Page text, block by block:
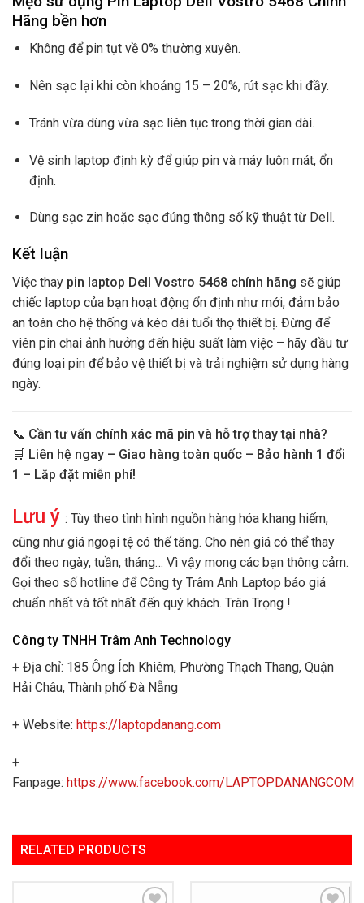
Hãng bền hơn
Không để pin tụt về 0% thường xuyên.
Nên sạc lại khi còn khoảng 15 – 20%, rút sạc khi đầy.
Tránh vừa dùng vừa sạc liên tục trong thời gian dài.
Vệ sinh laptop định kỳ để giúp pin và máy luôn mát, ổn
định.
Dùng sạc zin hoặc sạc đúng thông số kỹ thuật từ Dell.
Kết luận
Việc thay pin laptop Dell Vostro 5468 chính hãng sẽ giúp
chiếc laptop của bạn hoạt động ổn định như mới, đảm bảo
an toàn cho hệ thống và kéo dài tuổi thọ thiết bị. Đừng để
viên pin chai ảnh hưởng đến hiệu suất làm việc – hãy đầu tư
đúng loại pin để bảo vệ thiết bị và trải nghiệm sử dụng hàng
ngày.
📞 Cần tư vấn chính xác mã pin và hỗ trợ thay tại nhà?
🛒 Liên hệ ngay – Giao hàng toàn quốc – Bảo hành 1 đổi
1 – Lắp đặt miễn phí!
Lưu ý : Tùy theo tình hình nguồn hàng hóa khang hiếm,
cũng như giá ngoại tệ có thế tăng. Cho nên giá có thể thay
đổi theo ngày, tuần, tháng… Vì vậy mong các bạn thông cảm.
Gọi theo số hotline để Công ty Trâm Anh Laptop báo giá
chuẩn nhất và tốt nhất đến quý khách. Trân Trọng !
Công ty TNHH Trâm Anh Technology
+ Địa chỉ: 185 Ông Ích Khiêm, Phường Thạch Thang, Quận
Hải Châu, Thành phố Đà Nẵng
+ Website: https://laptopdanang.com
+
Fanpage: https://www.facebook.com/LAPTOPDANANGCOM
RELATED PRODUCTS